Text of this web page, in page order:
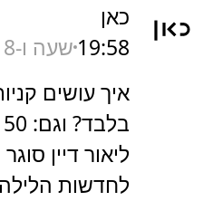
כאן
19:58 שעה ו-8 דק'
ליאור דיין
לחדשות הלילה